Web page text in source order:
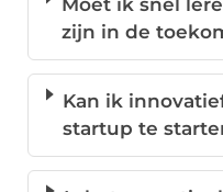
Moet ik snel
zijn in de
Kan ik
startup te